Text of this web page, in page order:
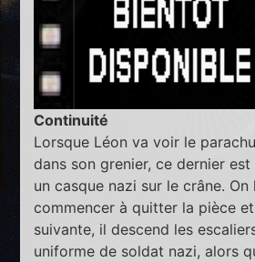
Continuité
Lorsque Léon va voir le
dans son grenier, ce dernier
un casque nazi sur le crâne. On
commencer à quitter la pièce
suivante, il descend les
uniforme de soldat nazi, alors